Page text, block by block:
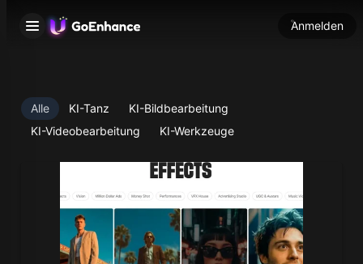
Anmelden
Alle KI-Tanz
KI-Bildbearbeitung
KI-Videobearbeitung
KI-Werkzeuge